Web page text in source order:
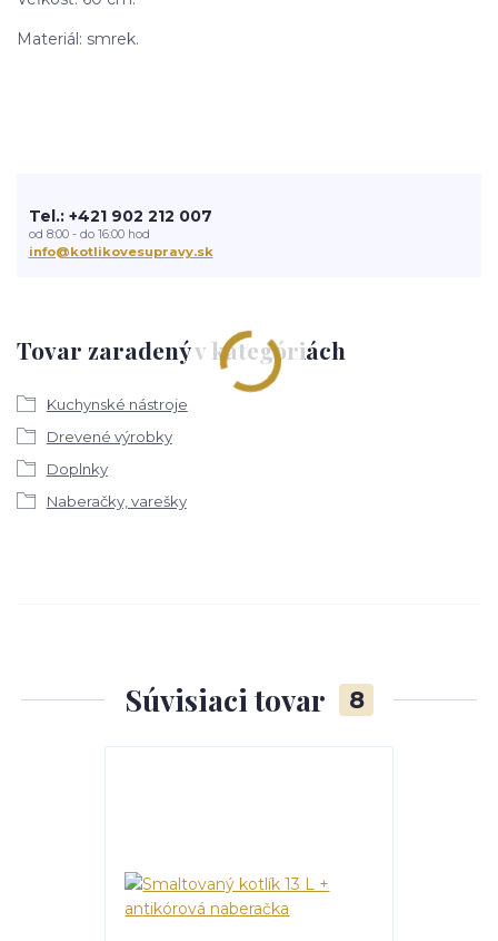
Materiál: smrek.
Tovar zaradený v kategóriách
Kuchynské nástroje
Drevené výrobky
Doplnky
Naberačky, varešky
Tel.: +421 902 212 007
od 8:00 - do 16:00 hod
info@kotlikovesupravy.sk
Súvisiaci tovar 8